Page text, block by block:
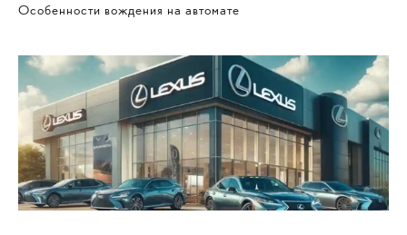
Особенности вождения на автомате